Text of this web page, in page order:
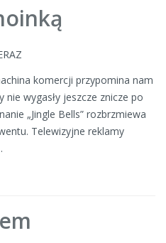
komercji przypomina nam
wygasły jeszcze znicze po
„Jingle Bells” rozbrzmiewa
Telewizyjne reklamy